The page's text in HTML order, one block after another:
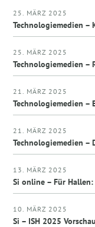
25. MÄRZ 2025
Technologiemedien –
25. MÄRZ 2025
Technologiemedien –
21. MÄRZ 2025
Technologiemedien –
21. MÄRZ 2025
Technologiemedien –
13. MÄRZ 2025
Si online – Für
10. MÄRZ 2025
Si – ISH 2025